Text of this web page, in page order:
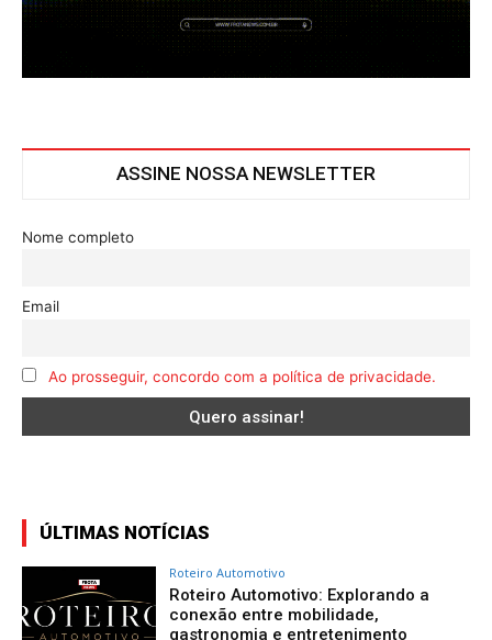
ASSINE NOSSA NEWSLETTER
Nome completo
Email
Ao prosseguir, concordo com a política de privacidade.
ÚLTIMAS NOTÍCIAS
Roteiro Automotivo
Roteiro Automotivo: Explorando a
conexão entre mobilidade,
gastronomia e entretenimento